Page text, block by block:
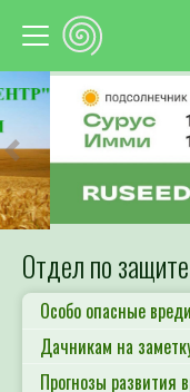
Предыдущий
Отдел по
Особо опасные
Дачникам на
Прогнозы развития